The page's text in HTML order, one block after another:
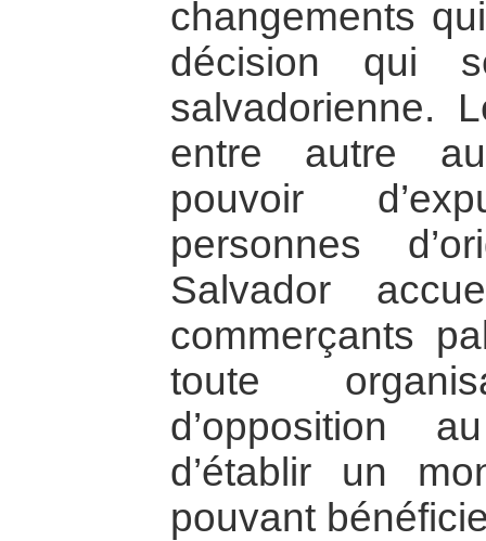
changements
décision qui
salvadorienne.
entre autre
pouvoir
personnes
Salvador
commerçants
toute
d’opposition
d’établir un
pouvant